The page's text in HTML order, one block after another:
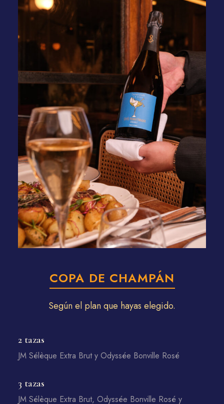
COPA DE CHAMPÁN
Según el plan que hayas elegido.
2 tazas
JM Sélèque Extra Brut y Odyssée Bonville Rosé
3 tazas
JM Sélèque Extra Brut, Odyssée Bonville Rosé y